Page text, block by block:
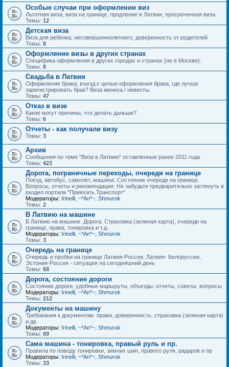
Особые случаи при оформлении виз
Льготная виза, виза на границе, продление в Латвии, просроченная виза.
Темы: 12
Детская виза
Виза для ребенка, несовершеннолетнего, доверенность от родителей
Темы: 8
Оформление визы в других странах
Специфика оформления в других городах и странах (не в Москве).
Темы: 8
Свадьба в Латвии
Оформление брака, въезд с целью оформления брака, где лучше
зарегистрировать брак? Виза жениха / невесты.
Темы: 47
Отказ в визе
Какие могут причины, что делать дальше?
Темы: 6
Отчеты - как получали визу
Темы: 3
Архив
Сообщения по теме "Виза в Латвию" оставленные ранее 2011 года
Темы: 423
Дорога, пограничные переходы, очереди на границе
Поезд, автобус, самолет, машина. Состояние очереди на границе.
Вопросы, отчеты и рекомендации. Не забудьте предварительно заглянуть в
раздел портала "Приехать.Транспорт"
Модераторы: Irinelli ~*An*~ Shmurok
Темы: 2
В Латвию на машине
В Латвию на машине. Дорога. Страховка (зеленая карта), очереди на
границе, права, тонировка и т.д.
Модераторы: Irinelli ~*An*~ Shmurok
Темы: 3
Очередь на границе
Очередь и пробки на границе Латвия-Россия, Латвия- Белоруссия,
Эстония-Россия - ситуация на сегодняшний день
Темы: 68
Дорога, состояние дороги
Состояние дороги, удобные маршруты, объезды: отчеты, советы, вопросы
Модераторы: Irinelli ~*An*~ Shmurok
Темы: 212
Документы на машину
Требования к документам: права, доверенность, страховка (зеленая карта)
и др.
Модераторы: Irinelli ~*An*~ Shmurok
Темы: 69
Сама машина - тонировка, правый руль и пр.
Правила по поводу тонировки, зимних шин, правого руля, радаров и пр
Модераторы: Irinelli ~*An*~ Shmurok
Темы: 33